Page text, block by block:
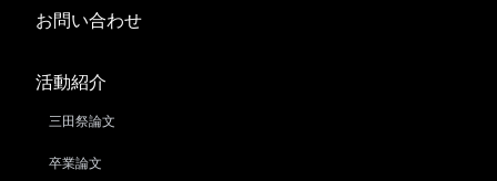
お問い合わせ
活動紹介
三田祭論文
卒業論文